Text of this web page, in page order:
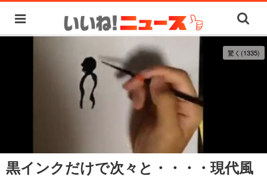
驚く(1335)
黒インクだけで次々と・・・・現代風